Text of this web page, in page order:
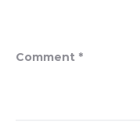
Comment *